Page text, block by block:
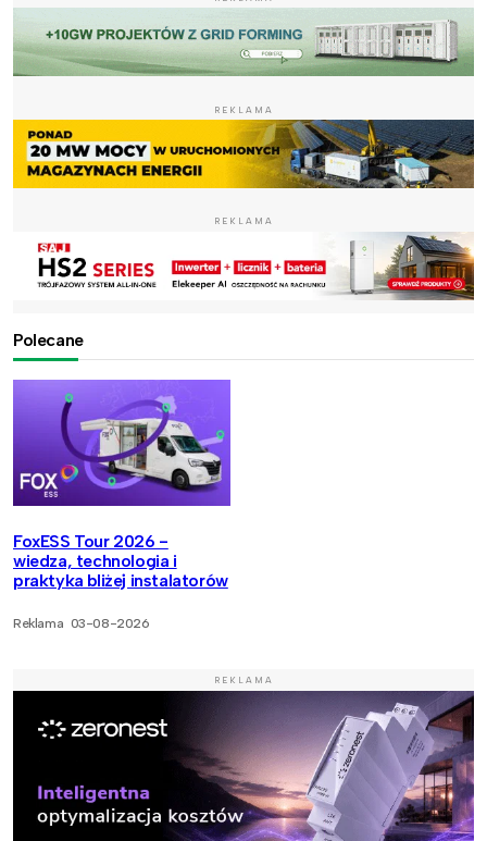
REKLAMA
REKLAMA
Polecane
FoxESS Tour 2026 -
wiedza, technologia i
praktyka bliżej instalatorów
Reklama 03-08-2026
REKLAMA